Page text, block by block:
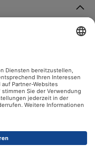
zzgl.